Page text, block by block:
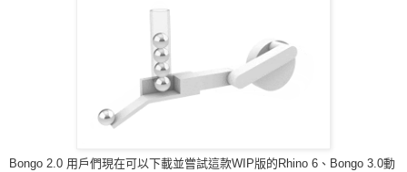
Bongo 2.0 用戶們現在可以下載並嘗試這款WIP版的Rhino 6、Bongo 3.0動